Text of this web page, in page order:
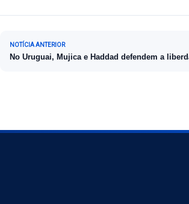
Navegação de Post
NOTÍCIA ANTERIOR
No Uruguai, Mujica e Haddad defendem a